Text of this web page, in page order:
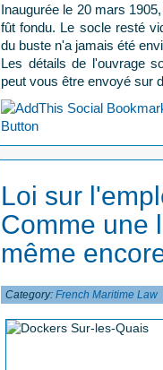
Inaugurée le 20 mars
fût fondu. Le socle resté
du buste n'a jamais été
Les détails de l'ouvrage
peut vous être envoyé sur
Loi sur
Comme une
même
Category:French Maritime Law